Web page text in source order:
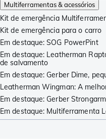
Multiferramentas & acessórios
Kit de emergência
Kit de emergência para o carro
Em destaque: SOG PowerPint
Em destaque: Leatherman
de salvamento
Em destaque: Gerber Dime,
Leatherman Wingman: A
Em destaque: Gerber Strongarm
Em destaque: Multiferramenta